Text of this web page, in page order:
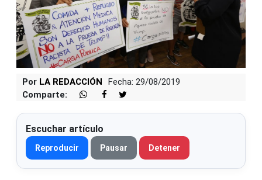
Por LA REDACCIÓN
Fecha: 29/08/2019
Comparte:
Escuchar artículo
Reproducir Pausar Detener